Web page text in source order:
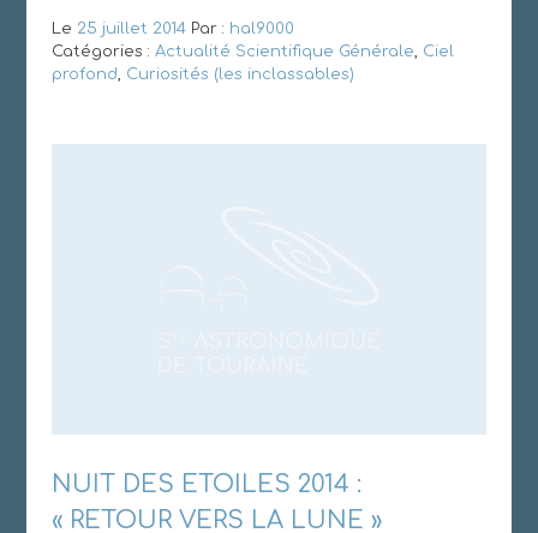
Le 25 juillet 2014Par : hal9000
Catégories : Actualité Scientifique Générale, Ciel
profond, Curiosités (les inclassables)
NUIT DES ETOILES 2014 :
« RETOUR VERS LA LUNE »